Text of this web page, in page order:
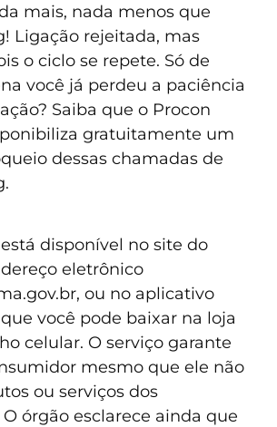
mais, nada menos que
Ligação rejeitada, mas
o ciclo se repete. Só de
você já perdeu a paciência
Saiba que o Procon
gratuitamente um
dessas chamadas de
disponível no site do
eletrônico
ou no aplicativo
você pode baixar na loja
celular. O serviço garante
mesmo que ele não
ou serviços dos
órgão esclarece ainda que